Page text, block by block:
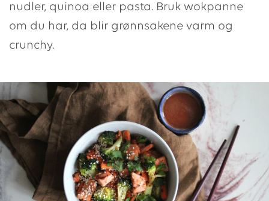
nudler, quinoa eller pasta. Bruk wokpanne
om du har, da blir grønnsakene varm og
crunchy.